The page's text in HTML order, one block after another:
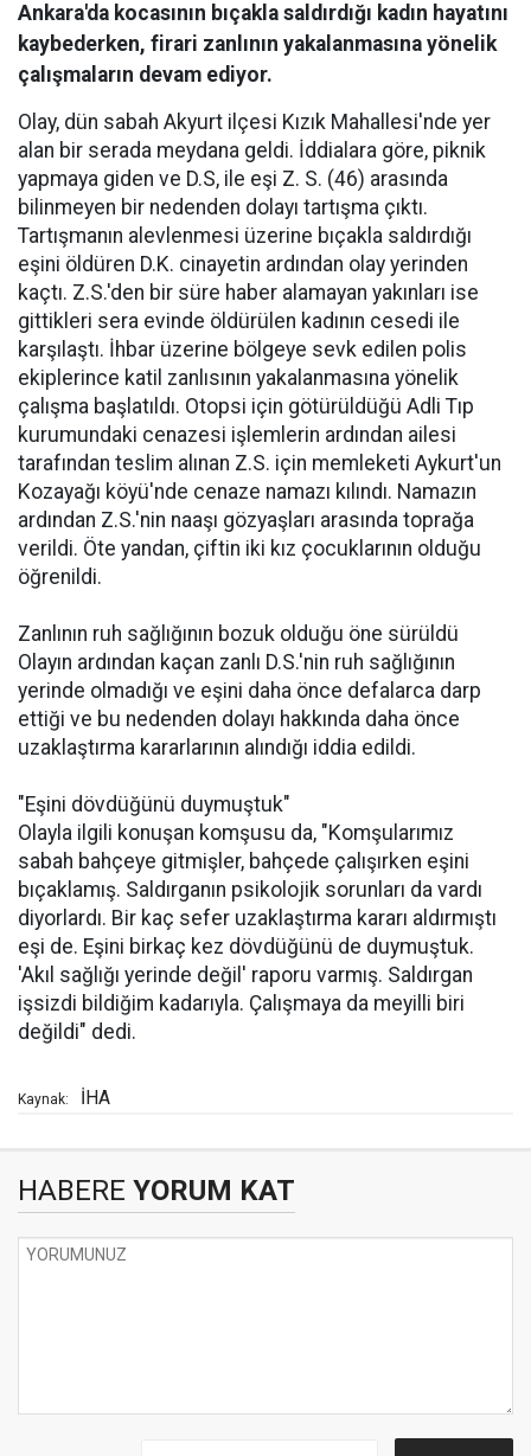
Ankara'da kocasının bıçakla saldırdığı kadın hayatını
kaybederken, firari zanlının yakalanmasına yönelik
çalışmaların devam ediyor.
Olay, dün sabah Akyurt ilçesi Kızık Mahallesi'nde yer
alan bir serada meydana geldi. İddialara göre, piknik
yapmaya giden ve D.S, ile eşi Z. S. (46) arasında
bilinmeyen bir nedenden dolayı tartışma çıktı.
Tartışmanın alevlenmesi üzerine bıçakla saldırdığı
eşini öldüren D.K. cinayetin ardından olay yerinden
kaçtı. Z.S.'den bir süre haber alamayan yakınları ise
gittikleri sera evinde öldürülen kadının cesedi ile
karşılaştı. İhbar üzerine bölgeye sevk edilen polis
ekiplerince katil zanlısının yakalanmasına yönelik
çalışma başlatıldı. Otopsi için götürüldüğü Adli Tıp
kurumundaki cenazesi işlemlerin ardından ailesi
tarafından teslim alınan Z.S. için memleketi Aykurt'un
Kozayağı köyü'nde cenaze namazı kılındı. Namazın
ardından Z.S.'nin naaşı gözyaşları arasında toprağa
verildi. Öte yandan, çiftin iki kız çocuklarının olduğu
öğrenildi.
Zanlının ruh sağlığının bozuk olduğu öne sürüldü
Olayın ardından kaçan zanlı D.S.'nin ruh sağlığının
yerinde olmadığı ve eşini daha önce defalarca darp
ettiği ve bu nedenden dolayı hakkında daha önce
uzaklaştırma kararlarının alındığı iddia edildi.
"Eşini dövdüğünü duymuştuk"
Olayla ilgili konuşan komşusu da, "Komşularımız
sabah bahçeye gitmişler, bahçede çalışırken eşini
bıçaklamış. Saldırganın psikolojik sorunları da vardı
diyorlardı. Bir kaç sefer uzaklaştırma kararı aldırmıştı
eşi de. Eşini birkaç kez dövdüğünü de duymuştuk.
'Akıl sağlığı yerinde değil' raporu varmış. Saldırgan
işsizdi bildiğim kadarıyla. Çalışmaya da meyilli biri
değildi" dedi.
Kaynak: İHA
HABERE YORUM KAT